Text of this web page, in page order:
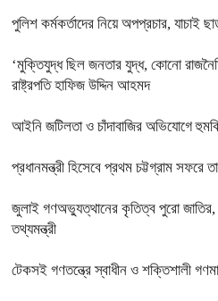
পুলিশ কর্মকর্তাদের নিয়ে অপপ্রচার, যাচাই
‘মুক্তিযুদ্ধ ছিল জনতার যুদ্ধ, কোনো
রাষ্ট্রপতি হাফিজ উদ্দিন আহমদ
আইনি জটিলতা ও চাঁদাবাজির অভিযোগে
প্রধানমন্ত্রী হিসেবে প্রথম চট্টগ্রাম সফরে
জুলাই গণঅভ্যুত্থানের কৃতিত্ব পুরো জাতির,
তথ্যমন্ত্রী
টেকসই গণতন্ত্রে স্বাধীন ও শক্তিশালী